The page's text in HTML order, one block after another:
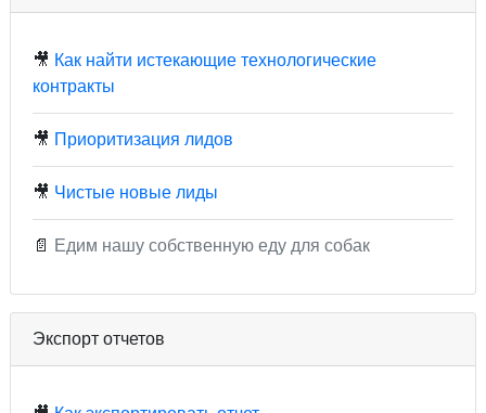
🎥 Как найти истекающие технологические
контракты
🎥 Приоритизация лидов
🎥 Чистые новые лиды
📄 Едим нашу собственную еду для собак
Экспорт отчетов